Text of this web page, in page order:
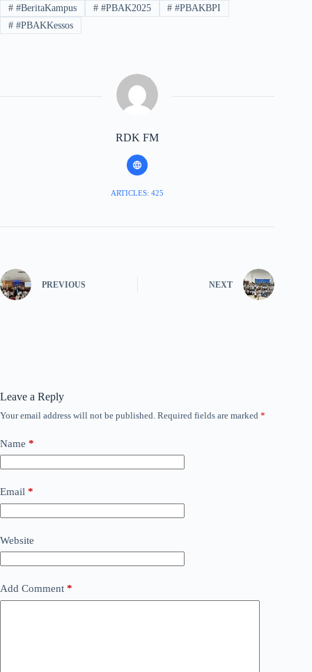
##BeritaKampus ##PBAK2025 # #PBAKBPI
##PBAKKessos
RDK FM
ARTICLES: 425
PREVIOUS NEXT
Leave a Reply
Your email address will not be published. Required fields are marked *
Name *
Email *
Website
Add Comment *